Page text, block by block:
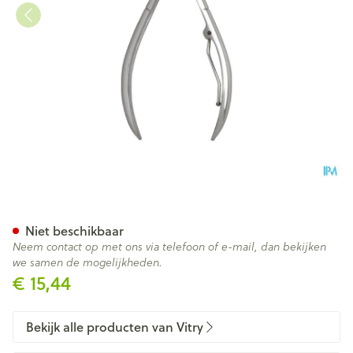
€ 15,44
Niet beschikbaar
Neem contact op met ons via telefoon of e-mail, dan bekijken
we samen de mogelijkheden.
Bekijk alle producten van Vitry